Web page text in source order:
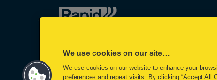
We use cookies on our site…
We use cookies on our website to enhance your
preferences and repeat visits. By clicking “Accept All